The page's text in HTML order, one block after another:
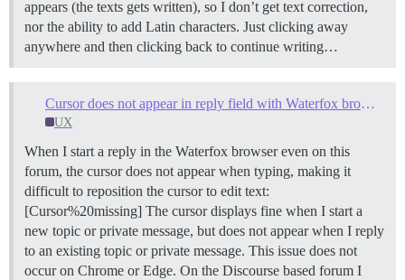
appears (the texts gets written), so I don’t get text correction,
nor the ability to add Latin characters. Just clicking away
anywhere and then clicking back to continue writing…
Cursor does not appear in reply field with Waterfox browser
UX
When I start a reply in the Waterfox browser even on this
forum, the cursor does not appear when typing, making it
difficult to reposition the cursor to edit text:
[Cursor%20missing] The cursor displays fine when I start a
new topic or private message, but does not appear when I reply
to an existing topic or private message. This issue does not
occur on Chrome or Edge. On the Discourse based forum I